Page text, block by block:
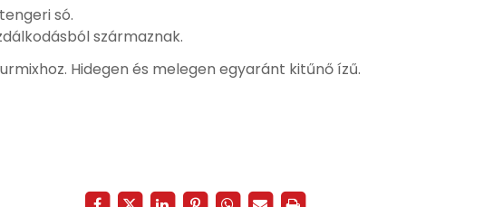
só.
származnak.
Hidegen és melegen egyaránt kitűnő ízű.